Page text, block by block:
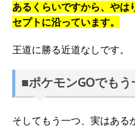
あるくらいですから、やは
セプトに沿っています。
王道に勝る近道なしです。
■ポケモンGOでも
そしてもう一つ、実はある